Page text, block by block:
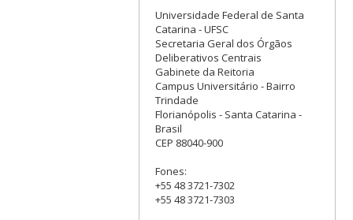
Universidade Federal de Santa
Catarina - UFSC
Secretaria Geral dos Órgãos
Deliberativos Centrais
Gabinete da Reitoria
Campus Universitário - Bairro
Trindade
Florianópolis - Santa Catarina -
Brasil
CEP 88040-900
Fones:
+55 48 3721-7302
+55 48 3721-7303